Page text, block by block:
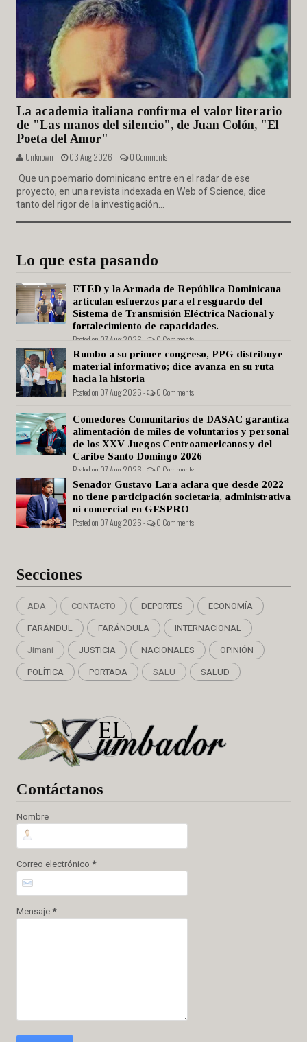
La academia italiana confirma el valor literario
de "Las manos del silencio", de Juan Colón, "El
Poeta del Amor"
Unknown - 03 Aug 2026 - 0 Comments
Que un poemario dominicano entre en el radar de ese
proyecto, en una revista indexada en Web of Science, dice
tanto del rigor de la investigación...
Lo que esta pasando
ETED y la Armada de República Dominicana
articulan esfuerzos para el resguardo del
Sistema de Transmisión Eléctrica Nacional y
fortalecimiento de capacidades.
Posted on 07 Aug 2026 - 0 Comments
Rumbo a su primer congreso, PPG distribuye
material informativo; dice avanza en su ruta
hacia la historia
Posted on 07 Aug 2026 - 0 Comments
Comedores Comunitarios de DASAC garantiza
alimentación de miles de voluntarios y personal
de los XXV Juegos Centroamericanos y del
Caribe Santo Domingo 2026
Posted on 07 Aug 2026 - 0 Comments
Senador Gustavo Lara aclara que desde 2022
no tiene participación societaria, administrativa
ni comercial en GESPRO
Posted on 07 Aug 2026 - 0 Comments
Secciones
ADA CONTACTO DEPORTES ECONOMÍA
FARÁNDUL FARÁNDULA INTERNACIONAL
Jimani JUSTICIA NACIONALES OPINIÓN
POLÍTICA PORTADA SALU SALUD
Contáctanos
Nombre
Correo electrónico *
Mensaje *